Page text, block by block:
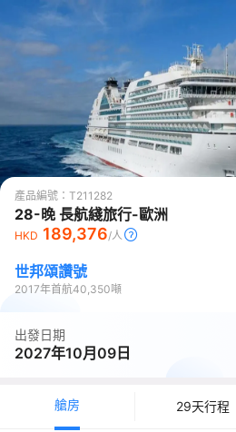
產品編號： T211282
28-晚 長航綫旅行-歐洲
HKD 189,376/人
世邦頌讚號
2017年首航40,350噸
出發日期
2027年10月09日
艙房 29天行程